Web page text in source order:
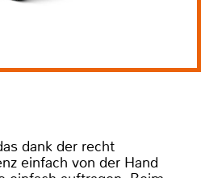
dank der recht
einfach von der Hand